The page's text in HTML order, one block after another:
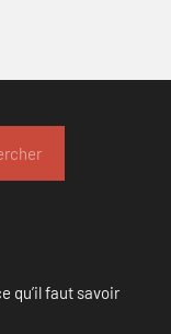
qu’il faut savoir